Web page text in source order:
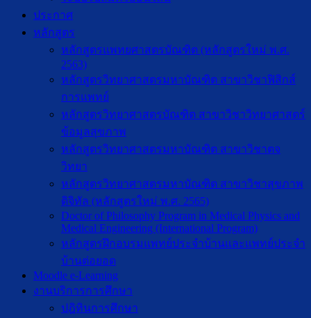
ประกาศ
หลักสูตร
หลักสูตรแพทยศาสตรบัณฑิต (หลักสูตรใหม่ พ.ศ.
2563)
หลักสูตรวิทยาศาสตรมหาบัณฑิต สาขาวิชาฟิสิกส์
การแพทย์
หลักสูตรวิทยาศาสตรบัณฑิต สาขาวิชาวิทยาศาสตร์
ข้อมูลสุขภาพ
หลักสูตรวิทยาศาสตรมหาบัณฑิต สาขาวิชาตจ
วิทยา
หลักสูตรวิทยาศาสตรมหาบัณฑิต สาขาวิชาสุขภาพ
ดิจิทัล (หลักสูตรใหม่ พ.ศ. 2565)
Doctor of Philosophy Program in Medical Physics and
Medical Engineering (International Program)
หลักสูตรฝึกอบรมแพทย์ประจำบ้านและแพทย์ประจำ
บ้านต่อยอด
Moodle e-Learning
งานบริการการศึกษา
ปฎิทินการศึกษา